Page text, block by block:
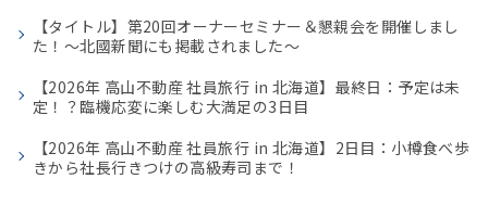
【タイトル】第20回オーナーセミナー＆懇親会を開催しまし
た！〜北國新聞にも掲載されました〜
【2026年 高山不動産 社員旅行 in 北海道】最終日：予定は未
定！？臨機応変に楽しむ大満足の3日目
【2026年 高山不動産 社員旅行 in 北海道】2日目：小樽食べ歩
きから社長行きつけの高級寿司まで！